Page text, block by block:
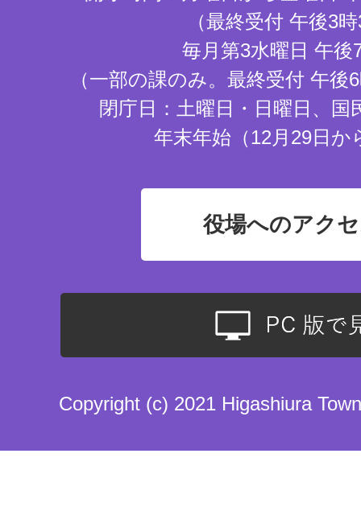
（最終受付 午後3
毎月第3水曜日 午後
（一部の課のみ。最終受付 午
閉庁日：土曜日・日曜日、国
年末年始（12月29日か
役場へのアク
Copyright (c) 2021 Higashiura